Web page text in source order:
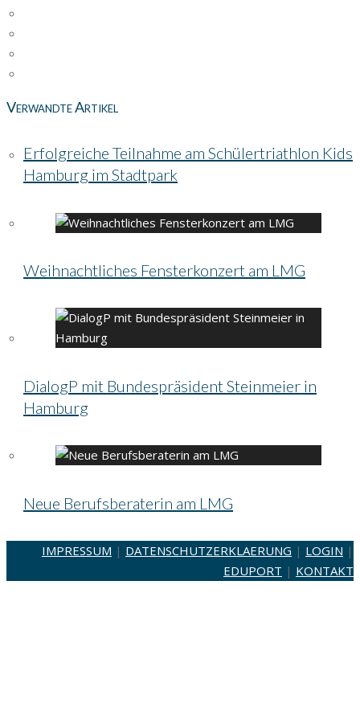
Verwandte Artikel
Erfolgreiche Teilnahme am Schülertriathlon Kids
Hamburg im Stadtpark
Weihnachtliches Fensterkonzert am LMG
DialogP mit Bundespräsident Steinmeier in
Hamburg
Neue Berufsberaterin am LMG
IMPRESSUM | DATENSCHUTZERKLAERUNG | LOGIN |
EDUPORT | KONTAKT